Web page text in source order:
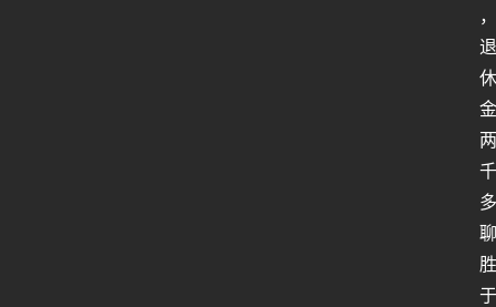
，
退
休
金
两
千
多
聊
胜
于